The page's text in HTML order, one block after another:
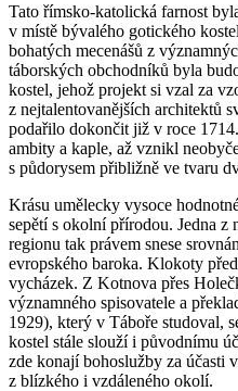
na
kolech,
pěší
turistiku,
tipy
na
výlety,
cyklotrasy,
bike
zajímavá
turistická
místa,
výlety
s
turistickým
průvodcem
Tato římsko-katolická farnost
v místě bývalého gotického
bohatých mecenášů z
táborských obchodníků byla
kostel, jehož projekt si vzal za
z nejtalentovanějších architektů
podařilo dokončit již v roce
ambity a kaple, až vznikl
s půdorysem přibližně ve tvaru
Krásu umělecky vysoce
sepětí s okolní přírodou. Jedna z
regionu tak právem snese
evropského baroka. Klokoty
vycházek. Z Kotnova přes
významného spisovatele a
1929), který v Táboře studoval,
kostel stále slouží i původnímu
zde konají bohoslužby za účasti
z blízkého i vzdáleného okolí.